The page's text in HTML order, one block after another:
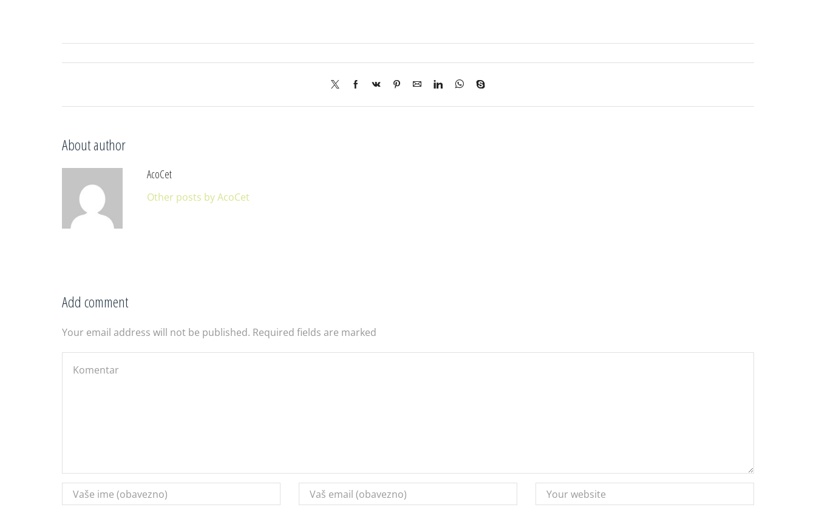
About author
AcoCet
Other posts by AcoCet
Add comment
Your email address will not be published. Required fields are marked